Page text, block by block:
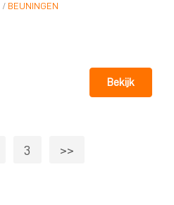
/ BEUNINGEN
Bekijk
3 >>